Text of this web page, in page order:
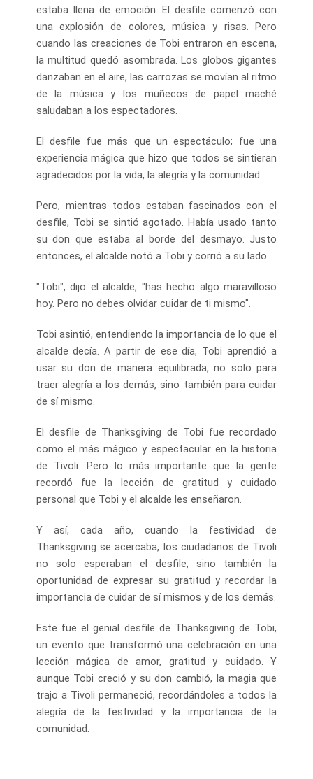
estaba llena de emoción. El desfile comenzó con
una explosión de colores, música y risas. Pero
cuando las creaciones de Tobi entraron en escena,
la multitud quedó asombrada. Los globos gigantes
danzaban en el aire, las carrozas se movían al ritmo
de la música y los muñecos de papel maché
saludaban a los espectadores.
El desfile fue más que un espectáculo; fue una
experiencia mágica que hizo que todos se sintieran
agradecidos por la vida, la alegría y la comunidad.
Pero, mientras todos estaban fascinados con el
desfile, Tobi se sintió agotado. Había usado tanto
su don que estaba al borde del desmayo. Justo
entonces, el alcalde notó a Tobi y corrió a su lado.
"Tobi", dijo el alcalde, "has hecho algo maravilloso
hoy. Pero no debes olvidar cuidar de ti mismo".
Tobi asintió, entendiendo la importancia de lo que el
alcalde decía. A partir de ese día, Tobi aprendió a
usar su don de manera equilibrada, no solo para
traer alegría a los demás, sino también para cuidar
de sí mismo.
El desfile de Thanksgiving de Tobi fue recordado
como el más mágico y espectacular en la historia
de Tivoli. Pero lo más importante que la gente
recordó fue la lección de gratitud y cuidado
personal que Tobi y el alcalde les enseñaron.
Y así, cada año, cuando la festividad de
Thanksgiving se acercaba, los ciudadanos de Tivoli
no solo esperaban el desfile, sino también la
oportunidad de expresar su gratitud y recordar la
importancia de cuidar de sí mismos y de los demás.
Este fue el genial desfile de Thanksgiving de Tobi,
un evento que transformó una celebración en una
lección mágica de amor, gratitud y cuidado. Y
aunque Tobi creció y su don cambió, la magia que
trajo a Tivoli permaneció, recordándoles a todos la
alegría de la festividad y la importancia de la
comunidad.